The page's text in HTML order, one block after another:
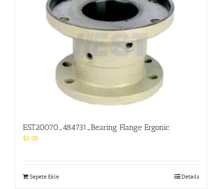
EST20070_484731_Bearing Flange Ergonic
$0.00
Sepete Ekle Details